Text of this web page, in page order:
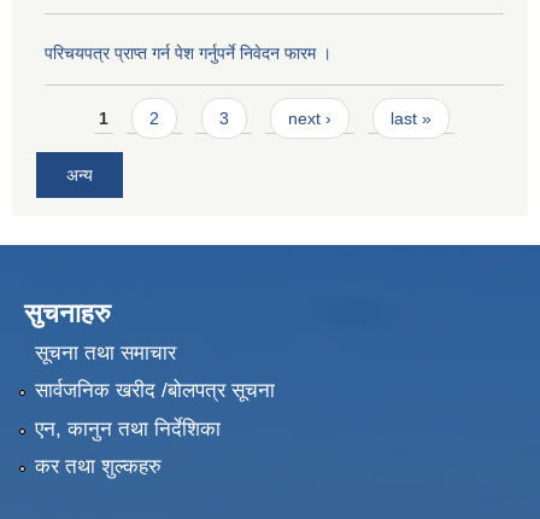
परिचयपत्र प्राप्त गर्न पेश गर्नुपर्ने निवेदन फारम ।
Pages
1 2 3 next › last »
अन्य
सुचनाहरु
सूचना तथा समाचार
सार्वजनिक खरीद /बोलपत्र सूचना
एन, कानुन तथा निर्देशिका
कर तथा शुल्कहरु